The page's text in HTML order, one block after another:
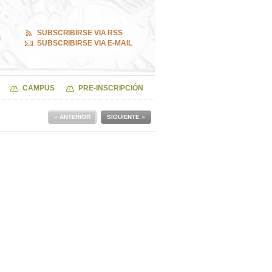
SUBSCRIBIRSE VIA RSS
SUBSCRIBIRSE VIA E-MAIL
CAMPUS PRE-INSCRIPCIÓN
SIGUIENTE »
« ANTERIOR